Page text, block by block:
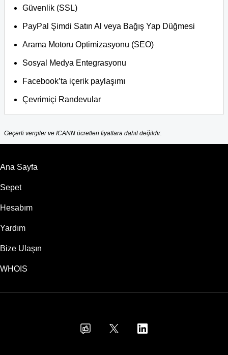
Güvenlik (SSL)
PayPal Şimdi Satın Al veya Bağış Yap Düğmesi
Arama Motoru Optimizasyonu (SEO)
Sosyal Medya Entegrasyonu
Facebook’ta içerik paylaşımı
Çevrimiçi Randevular
Geçerli vergiler ve ICANN ücretleri fiyatlara dahil değildir.
Ana Sayfa
Sepet
Hesabım
Yardım
Bize Ulaşın
WHOIS